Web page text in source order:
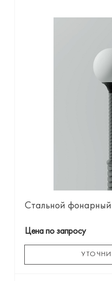
Стальной
Цена по запросу